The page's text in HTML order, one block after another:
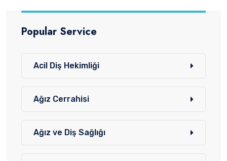
Popular Service
Acil Diş Hekimliği
Ağız Cerrahisi
Ağız ve Diş Sağlığı